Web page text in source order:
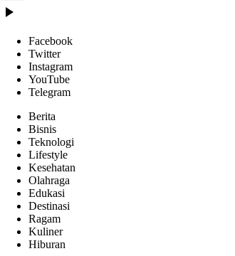
Facebook
Twitter
Instagram
YouTube
Telegram
Berita
Bisnis
Teknologi
Lifestyle
Kesehatan
Olahraga
Edukasi
Destinasi
Ragam
Kuliner
Hiburan